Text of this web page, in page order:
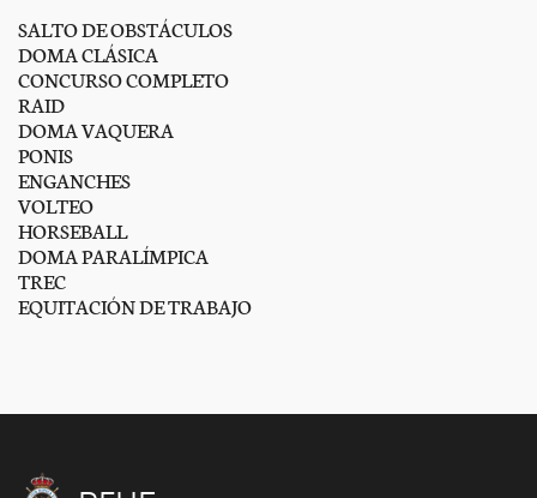
SALTO DE OBSTÁCULOS
DOMA CLÁSICA
CONCURSO COMPLETO
RAID
DOMA VAQUERA
PONIS
ENGANCHES
VOLTEO
HORSEBALL
DOMA PARALÍMPICA
TREC
EQUITACIÓN DE TRABAJO